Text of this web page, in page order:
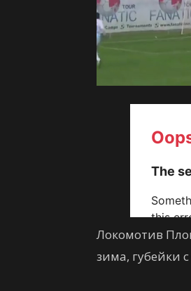
Локомотив
зима, губейки